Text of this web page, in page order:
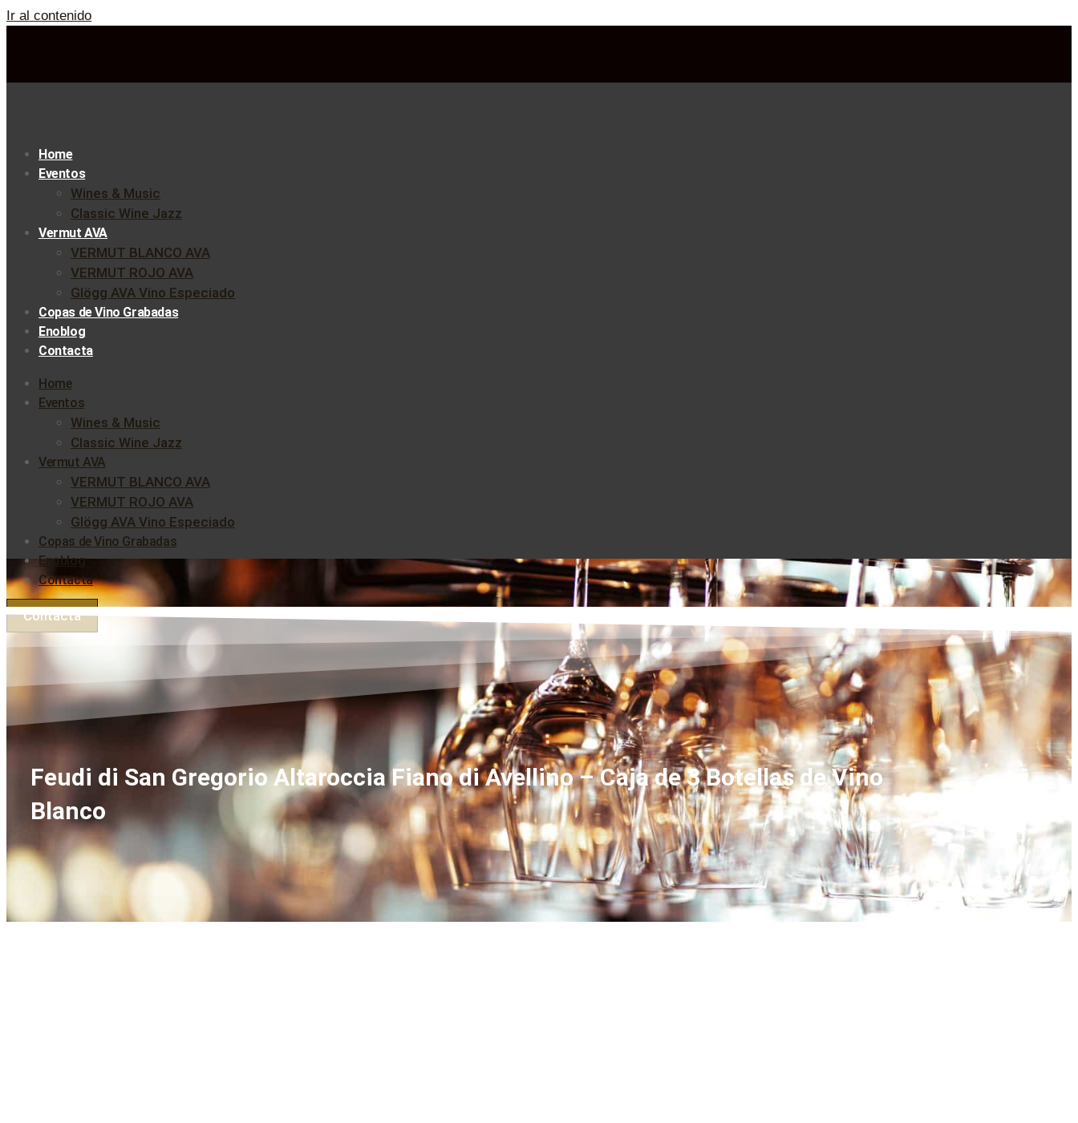
Ir al contenido
Home
Eventos
Wines & Music
Classic Wine Jazz
Vermut AVA
VERMUT BLANCO AVA
VERMUT ROJO AVA
Glögg AVA Vino Especiado
Copas de Vino Grabadas
Enoblog
Contacta
Home
Eventos
Wines & Music
Classic Wine Jazz
Vermut AVA
VERMUT BLANCO AVA
VERMUT ROJO AVA
Glögg AVA Vino Especiado
Copas de Vino Grabadas
Enoblog
Contacta
Contacta
Feudi di San Gregorio Altaroccia Fiano di Avellino – Caja de 3 Botellas de Vino
Blanco